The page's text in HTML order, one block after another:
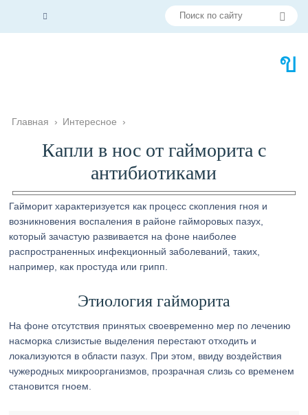
Главная › Интересное ›
Капли в нос от гайморита с
антибиотиками
Гайморит характеризуется как процесс скопления гноя и
возникновения воспаления в районе гайморовых пазух,
который зачастую развивается на фоне наиболее
распространенных инфекционный заболеваний, таких,
например, как простуда или грипп.
Этиология гайморита
На фоне отсутствия принятых своевременно мер по лечению
насморка слизистые выделения перестают отходить и
локализуются в области пазух. При этом, ввиду воздействия
чужеродных микроорганизмов, прозрачная слизь со временем
становится гноем.